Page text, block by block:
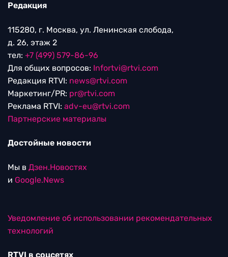
Редакция
115280, г. Москва, ул. Ленинская слобода,
д. 26, этаж 2
тел: +7 (499) 579-86-96
Для общих вопросов: Infortvi@rtvi.com
Редакция RTVI: news@rtvi.com
Маркетинг/PR: pr@rtvi.com
Реклама RTVI: adv-eu@rtvi.com
Партнерские материалы
Достойные новости
Мы в Дзен.Новостях
и Google.News
Уведомление об использовании рекомендательных
технологий
RTVI в соцсетях